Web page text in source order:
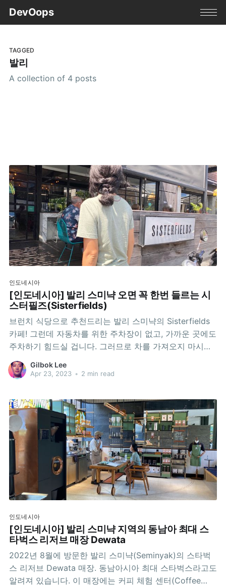
DevOops
TAGGED
발리
A collection of 4 posts
인도네시아
[인도네시아] 발리 스미냑 오면 꼭 한번 들르는 시
스터필즈(Sisterfields)
브런치 식당으로 추천드리는 발리 스미냑의 Sisterfields
카페! 그런데 자동차를 위한 주차장이 없고, 가까운 곳에도
주차하기 힘드실 겁니다. 그러므로 차를 가져오지 마시고,
Grab이나 Gojek을 이용하시길 추천드립니다. 사람들이
정말 많이 옵니다. 2022년 8월에 먹은 것이 때 하드락 발
랑
Gilbok Lee
Apr 23, 2023 • 2 min read
인도네시아
[인도네시아] 발리 스미냑 지역의 동남아 최대 스
타벅스 리저브 매장 Dewata
2022년 8월에 방문한 발리 스미냑(Seminyak)의 스타벅
스 리저브 Dewata 매장. 동남아시아 최대 스타벅스라고도
알려져 있습니다. 이 매장에는 커피 체험 센터(Coffee